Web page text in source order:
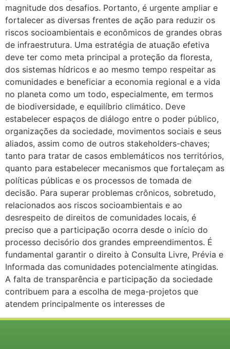
magnitude dos desafios. Portanto, é urgente ampliar e
fortalecer as diversas frentes de ação para reduzir os
riscos socioambientais e econômicos de grandes obras
de infraestrutura. Uma estratégia de atuação efetiva
deve ter como meta principal a proteção da floresta,
dos sistemas hídricos e ao mesmo tempo respeitar as
comunidades e beneficiar a economia regional e a vida
no planeta como um todo, especialmente, em termos
de biodiversidade, e equilíbrio climático. Deve
estabelecer espaços de diálogo entre o poder público,
organizações da sociedade, movimentos sociais e seus
aliados, assim como de outros stakeholders-chaves;
tanto para tratar de casos emblemáticos nos territórios,
quanto para estabelecer mecanismos que fortaleçam as
políticas públicas e os processos de tomada de
decisão. Para superar problemas crônicos, sobretudo,
relacionados aos riscos socioambientais e ao
desrespeito de direitos de comunidades locais, é
preciso que a participação ocorra desde o início do
processo decisório dos grandes empreendimentos. É
fundamental garantir o direito à Consulta Livre, Prévia e
Informada das comunidades potencialmente atingidas.
A falta de transparência e participação da sociedade
contribuem para a escolha de mega-projetos que
atendem principalmente os interesses de